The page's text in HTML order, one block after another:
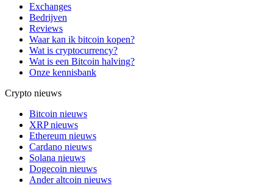
Exchanges
Bedrijven
Reviews
Waar kan ik bitcoin kopen?
Wat is cryptocurrency?
Wat is een Bitcoin halving?
Onze kennisbank
Crypto nieuws
Bitcoin nieuws
XRP nieuws
Ethereum nieuws
Cardano nieuws
Solana nieuws
Dogecoin nieuws
Ander altcoin nieuws